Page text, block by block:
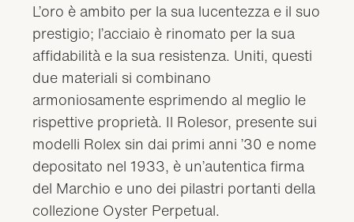
L’oro è ambito per la sua lucentezza e il suo
prestigio; l’acciaio è rinomato per la sua
affidabilità e la sua resistenza. Uniti, questi
due materiali si combinano
armoniosamente esprimendo al meglio le
rispettive proprietà. Il Rolesor, presente sui
modelli Rolex sin dai primi anni ’30 e nome
depositato nel 1933, è un’autentica firma
del Marchio e uno dei pilastri portanti della
collezione Oyster Perpetual.